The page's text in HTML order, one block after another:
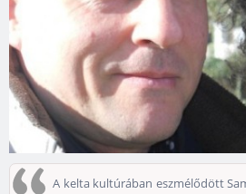
A kelta kultúrában eszmélődött